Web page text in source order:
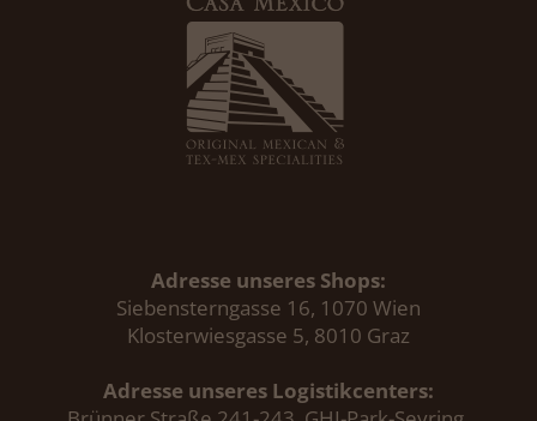
Adresse unseres Shops:
Siebensterngasse 16, 1070 Wien
Klosterwiesgasse 5, 8010 Graz
Adresse unseres Logistikcenters: